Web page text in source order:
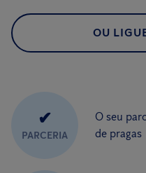
OU
✔
PARCERIA
O seu
de pragas